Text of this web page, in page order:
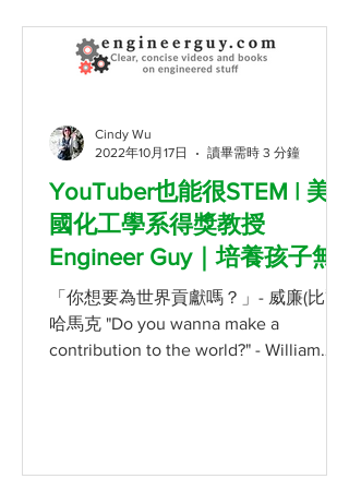
YouTuber也能很STEM | 美
國化工學系得獎教授
Engineer Guy｜培養孩子無
私奉獻精神 | 評選為最值得
觀看的YouTube影片
「你想要為世界貢獻嗎？」- 威廉(比爾).
哈馬克 "Do you wanna make a
contribution to the world?" - William
Cindy Wu
2022年10月17日
讀畢需時 3 分鐘